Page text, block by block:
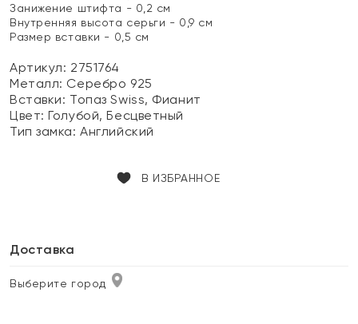
Занижение штифта - 0,2 см
Внутренняя высота серьги - 0,9 см
Размер вставки - 0,5 см
Артикул: 2751764
Металл: Серебро 925
Вставки: Топаз Swiss, Фианит
Цвет:Голубой, Бесцветный
Тип замка:Английский
В ИЗБРАННОЕ
Доставка
Выберите город